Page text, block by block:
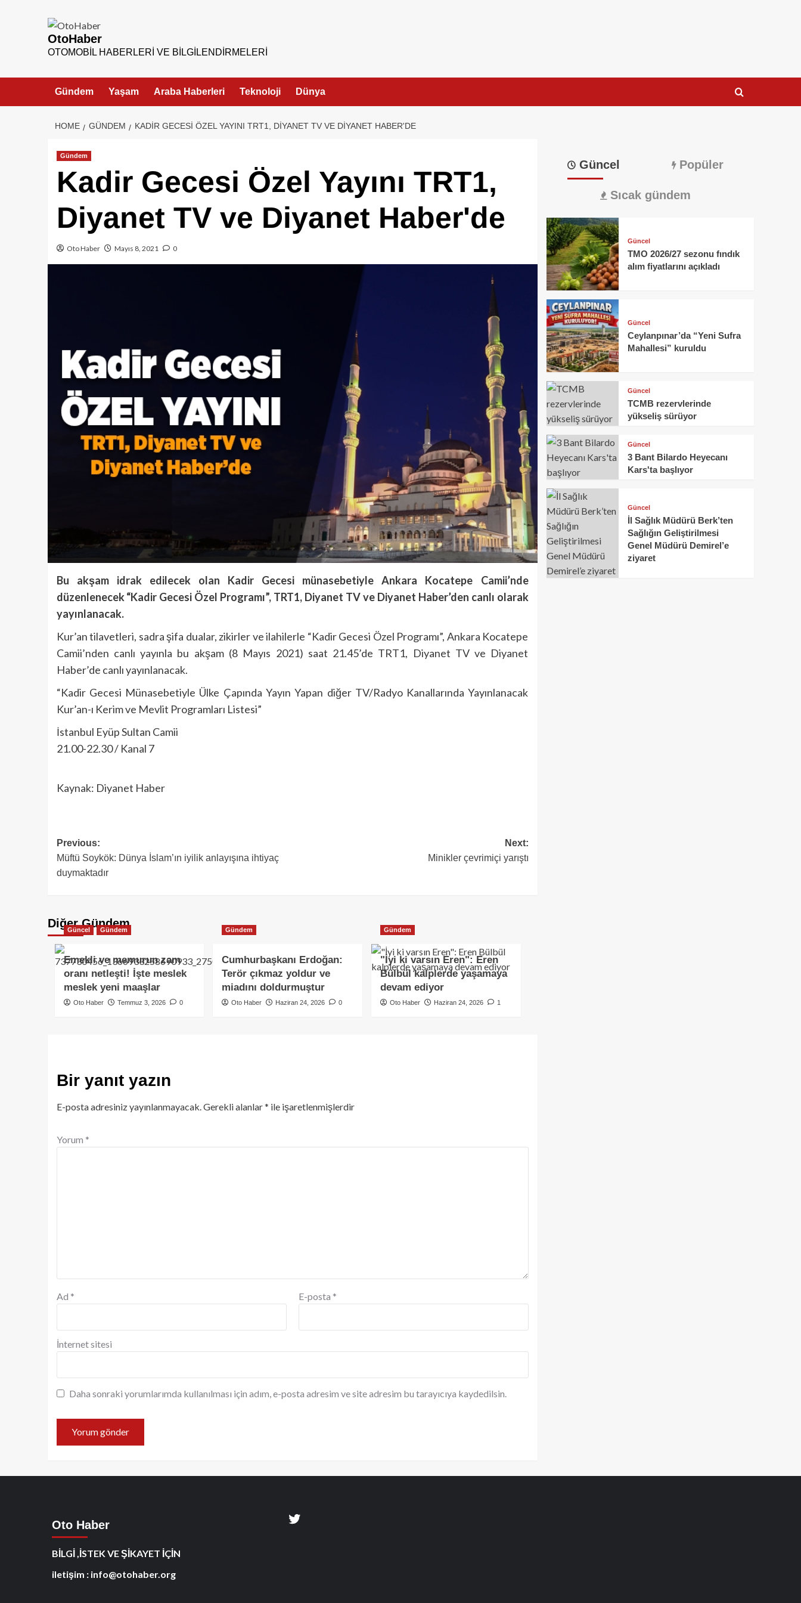
OtoHaber
OTOMOBIL HABERLERI VE BILGILENDIRMELERI
Gündem Yaşam Araba Haberleri Teknoloji Dünya
HOME GÜNDEM KADIR GECESI ÖZEL YAYINI TRT1, DIYANET TV VE DIYANET HABER'DE
Gündem
Kadir Gecesi Özel Yayını TRT1,
Diyanet TV ve Diyanet Haber'de
Oto Haber Mayıs 8, 2021 0
Bu akşam idrak edilecek olan Kadir Gecesi münasebetiyle Ankara Kocatepe Camii’nde
düzenlenecek “Kadir Gecesi Özel Programı”, TRT1, Diyanet TV ve Diyanet Haber’den canlı olarak
yayınlanacak.
Kur’an tilavetleri, sadra şifa dualar, zikirler ve ilahilerle “Kadir Gecesi Özel Programı”, Ankara Kocatepe
Camii’nden canlı yayınla bu akşam (8 Mayıs 2021) saat 21.45’de TRT1, Diyanet TV ve Diyanet
Haber’de canlı yayınlanacak.
“Kadir Gecesi Münasebetiyle Ülke Çapında Yayın Yapan diğer TV/Radyo Kanallarında Yayınlanacak
Kur’an-ı Kerim ve Mevlit Programları Listesi”
İstanbul Eyüp Sultan Camii
21.00-22.30 / Kanal 7
Kaynak: Diyanet Haber
Previous:
Müftü Soykök: Dünya İslam’ın iyilik anlayışına ihtiyaç
duymaktadır
Next:
Minikler çevrimiçi yarıştı
Diğer Gündem
Güncel Gündem
Emekli ve memurun zam
oranı netleşti! İşte meslek
meslek yeni maaşlar
Oto Haber Temmuz 3, 2026 0
Gündem
Cumhurbaşkanı Erdoğan:
Terör çıkmaz yoldur ve
miadını doldurmuştur
Oto Haber Haziran 24, 2026 0
Gündem
"İyi ki varsın Eren": Eren
Bülbül kalplerde yaşamaya
devam ediyor
Oto Haber Haziran 24, 2026 1
Bir yanıt yazın
E-posta adresiniz yayınlanmayacak.Gerekli alanlar* ile işaretlenmişlerdir
Yorum *
Ad * E-posta *
İnternet sitesi
Daha sonraki yorumlarımda kullanılması için adım, e-posta adresim ve site adresim bu tarayıcıya kaydedilsin.
Güncel Popüler
Sıcak gündem
Güncel
TMO 2026/27 sezonu fındık
alım fiyatlarını açıkladı
Güncel
Ceylanpınar’da “Yeni Sufra
Mahallesi” kuruldu
Güncel
TCMB rezervlerinde
yükseliş sürüyor
Güncel
3 Bant Bilardo Heyecanı
Kars'ta başlıyor
Güncel
İl Sağlık Müdürü Berk’ten
Sağlığın Geliştirilmesi
Genel Müdürü Demirel’e
ziyaret
Oto Haber
BİLGİ ,İSTEK VE ŞİKAYET İÇİN
iletişim : info@otohaber.org